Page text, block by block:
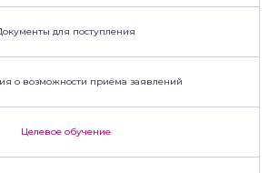
для поступления
о возможности приёма заявлений
Целевое обучение